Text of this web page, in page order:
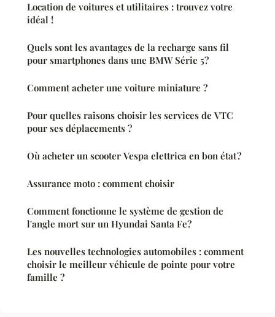
Location de voitures et utilitaires : trouvez votre
idéal !
Quels sont les avantages de la recharge sans fil
pour smartphones dans une BMW Série 5?
Comment acheter une voiture miniature ?
Pour quelles raisons choisir les services de VTC
pour ses déplacements ?
Où acheter un scooter Vespa elettrica en bon état ?
Assurance moto : comment choisir
Comment fonctionne le système de gestion de
l'angle mort sur un Hyundai Santa Fe?
Les nouvelles technologies automobiles : comment
choisir le meilleur véhicule de pointe pour votre
famille ?